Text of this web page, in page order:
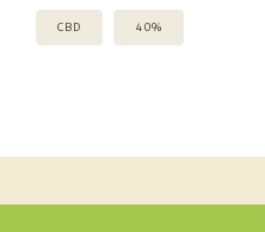
CBD 40%